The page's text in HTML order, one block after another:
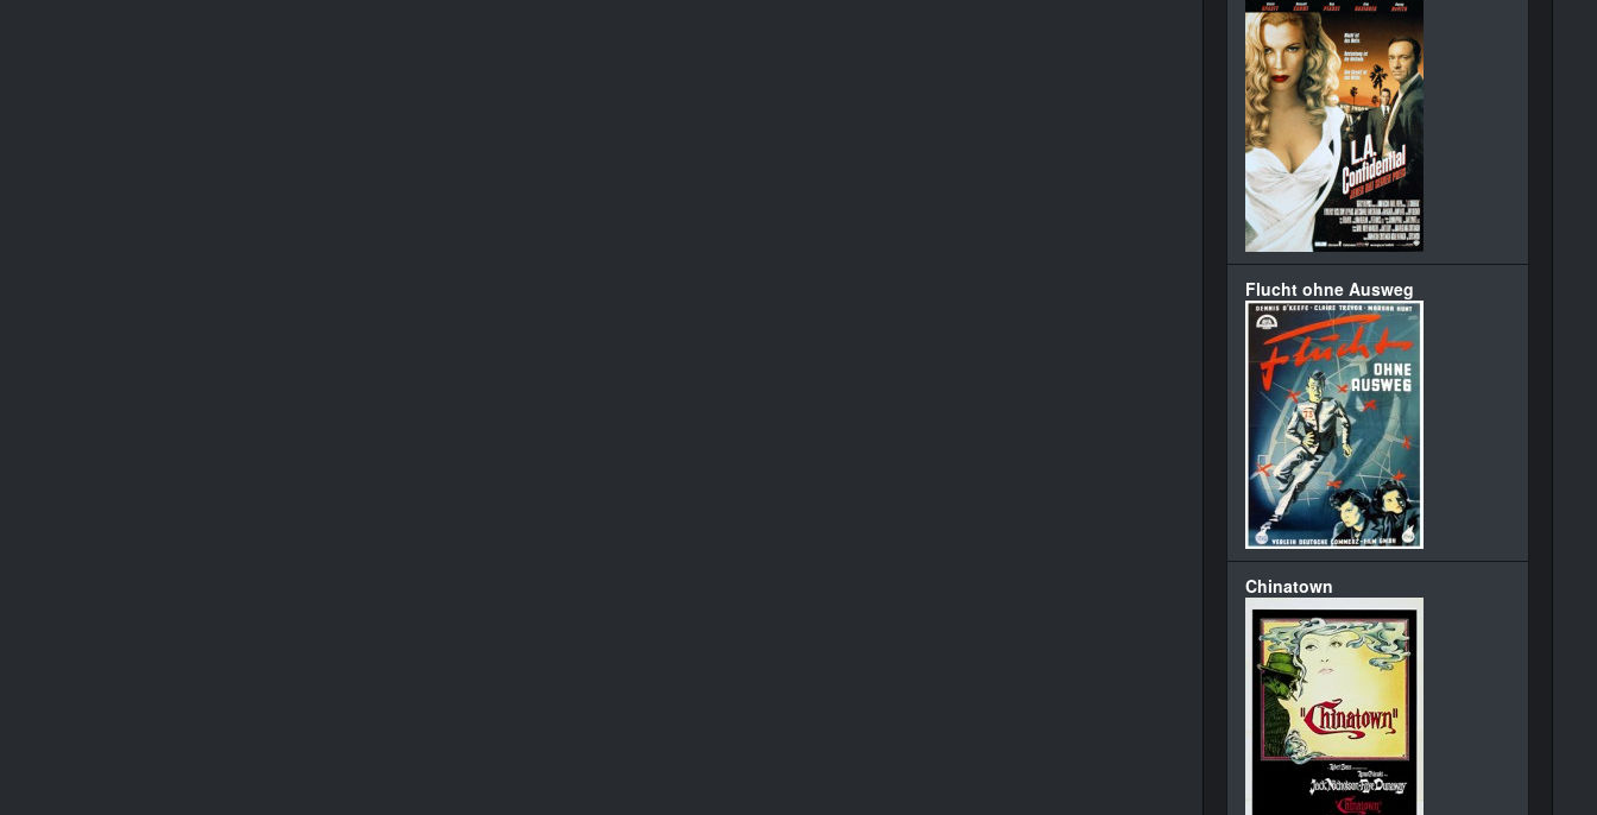
Flucht ohne Ausweg
Chinatown